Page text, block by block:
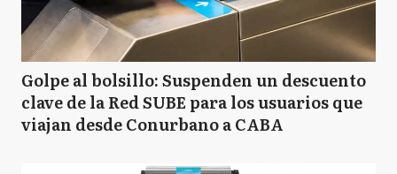
Golpe al bolsillo: Suspenden un descuento
clave de la Red SUBE para los usuarios que
viajan desde Conurbano a CABA